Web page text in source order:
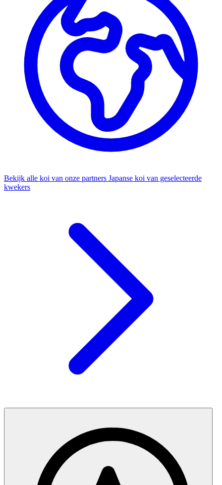
Bekijk alle koi van onze partners Japanse koi van geselecteerde
kwekers